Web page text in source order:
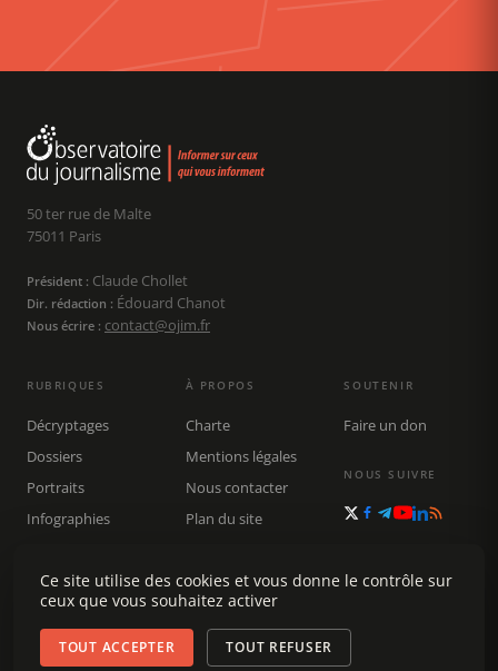
50 ter rue de Malte
75011 Paris
Président : Claude Chollet
Dir. rédaction : Édouard Chanot
Nous écrire : contact@ojim.fr
RUBRIQUES
Décryptages
Dossiers
Portraits
Infographies
Rechercher
À PROPOS
Charte
Mentions légales
Nous contacter
Plan du site
SOUTENIR
Faire un don
NOUS SUIVRE
Ce site utilise des cookies et vous donne le contrôle sur
ceux que vous souhaitez activer
TOUT ACCEPTER TOUT REFUSER